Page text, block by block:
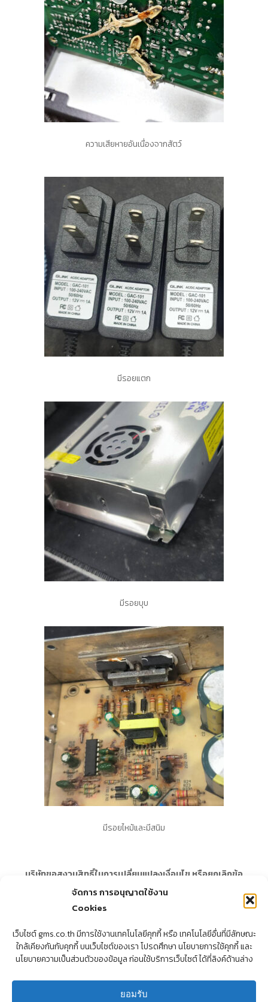
จัดการ การอนุญาตใช้งาน
Cookies
เว็บไซต์ gms.co.th มีการใช้งานเทคโนโลยีคุกกี้ หรือ เทคโนโลยีอื่นที่มีลักษณะ
ใกล้เคียงกันกับคุกกี้ บนเว็บไซต์ของเรา โปรดศึกษา นโยบายการใช้คุกกี้ และ
นโยบายความเป็นส่วนตัวของข้อมูล ก่อนใช้บริการเว็บไซต์ ได้ที่ลิงค์ด้านล่าง
ยอมรับ
ความเสียหายอันเนื่องจากสัตว์
มีรอยแตก
มีรอยบุบ
มีรอยไหม้และมีสนิม
บริษัทขอสงวนสิทธิ์ในการเปลี่ยนแปลงเงื่อนไข หรือยกเลิกข้อ
กำหนดต่าง ๆ ได้ โดยไม่จำเป็นต้องแจ้งให้ทราบล่วงหน้า ทั้งนี้
ลูกค้าสามารถตรวจสอบเงื่อนไขและนโยบายฉบับปัจจุบันได้จาก